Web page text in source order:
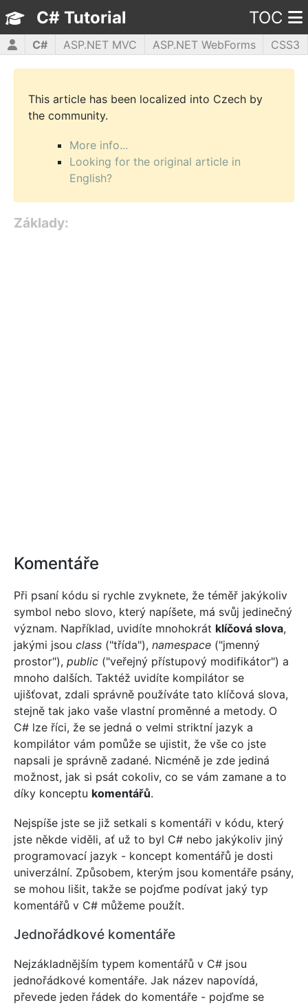
C# Tutorial TOC
C# ASP.NET MVC ASP.NET WebForms
CSS3
HTML5
JavaScript jQuery PHP5 WPF
This article has been localized into Czech by
the community.
More info...
Looking for the original article in
English?
Základy:
Komentáře
Při psaní kódu si rychle zvyknete, že téměř jakýkoliv
symbol nebo slovo, který napíšete, má svůj jedinečný
význam. Například, uvidíte mnohokrát klíčová slova,
jakými jsou class ("třída"), namespace ("jmenný
prostor"), public ("veřejný přístupový modifikátor") a
mnoho dalších. Taktéž uvidíte kompilátor se
ujišťovat, zdali správně používáte tato klíčová slova,
stejně tak jako vaše vlastní proměnné a metody. O
C# lze říci, že se jedná o velmi striktní jazyk a
kompilátor vám pomůže se ujistit, že vše co jste
napsali je správně zadané. Nicméně je zde jediná
možnost, jak si psát cokoliv, co se vám zamane a to
díky konceptu komentářů.
Nejspíše jste se již setkali s komentáři v kódu, který
jste někde viděli, ať už to byl C# nebo jakýkoliv jiný
programovací jazyk - koncept komentářů je dosti
univerzální. Způsobem, kterým jsou komentáře psány,
se mohou lišit, takže se pojďme podívat jaký typ
komentářů v C# můžeme použít.
Jednořádkové komentáře
Nejzákladnějším typem komentářů v C# jsou
jednořádkové komentáře. Jak název napovídá,
převede jeden řádek do komentáře - pojďme se